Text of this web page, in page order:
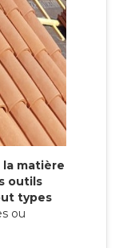
matière
outils
types
ou